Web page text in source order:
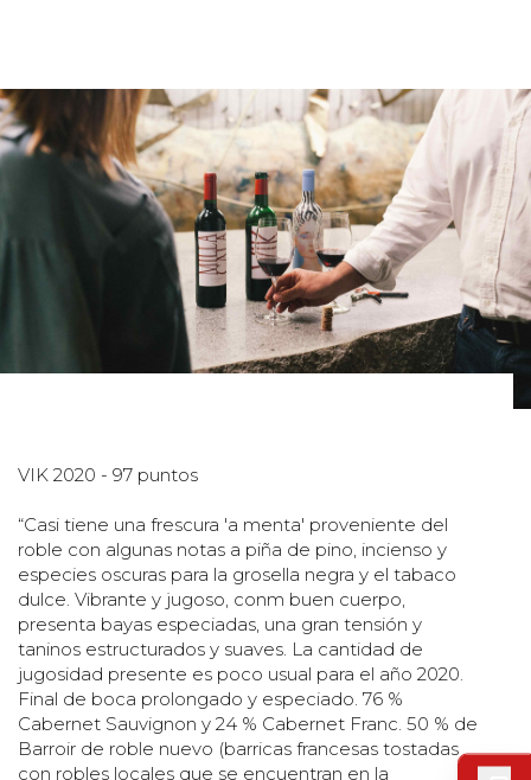
VIK 2020 - 97 puntos
“Casi tiene una frescura 'a menta' proveniente del
roble con algunas notas a piña de pino, incienso y
especies oscuras para la grosella negra y el tabaco
dulce. Vibrante y jugoso, conm buen cuerpo,
presenta bayas especiadas, una gran tensión y
taninos estructurados y suaves. La cantidad de
jugosidad presente es poco usual para el año 2020.
Final de boca prolongado y especiado. 76 %
Cabernet Sauvignon y 24 % Cabernet Franc. 50 % de
Barroir de roble nuevo (barricas francesas tostadas
con robles locales que se encuentran en la